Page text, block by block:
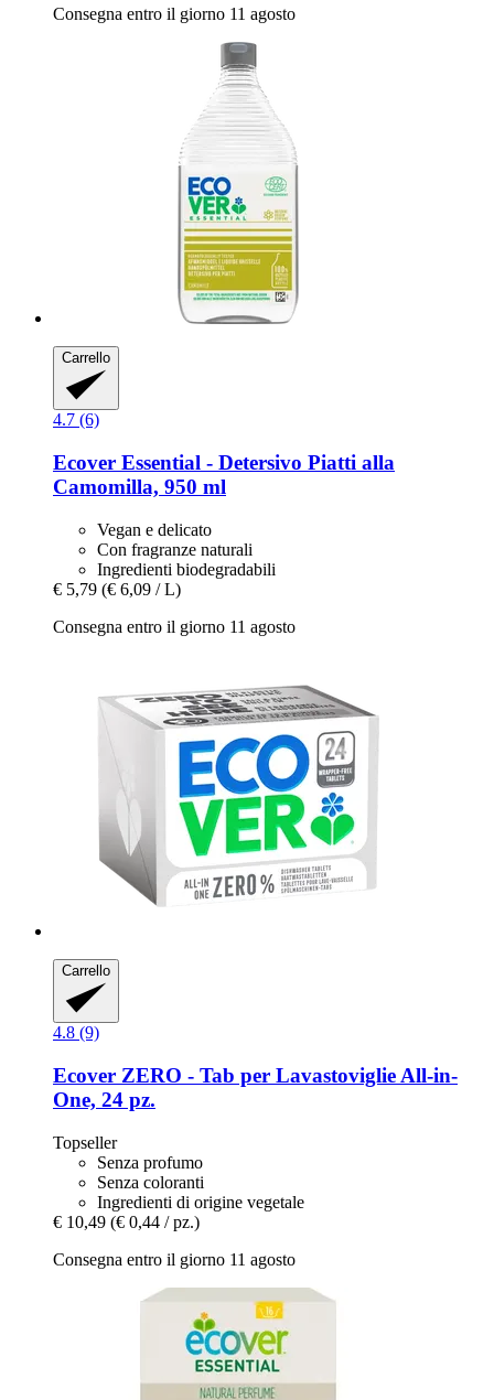
Consegna entro il giorno 11 agosto
Carrello
4.7 (6)
Ecover Essential -​ Detersivo Piatti alla
Camomilla, 950 ml
Vegan e delicato
Con fragranze naturali
Ingredienti biodegradabili
€ 5,79 (€ 6,09 / L)
Consegna entro il giorno 11 agosto
Carrello
4.8 (9)
Ecover ZERO -​ Tab per Lavastoviglie All-​in-​
One, 24 pz.
Topseller
Senza profumo
Senza coloranti
Ingredienti di origine vegetale
€ 10,49 (€ 0,44 / pz.)
Consegna entro il giorno 11 agosto